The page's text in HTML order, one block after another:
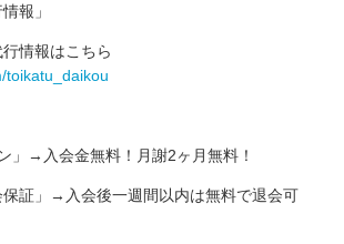
報」
情報はこちら
toikatu_daikou
」→入会金無料！月謝2ヶ月無料！
保証」→入会後一週間以内は無料で退会可